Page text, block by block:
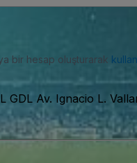
bir hesap oluşturarak
GDL Av. Ignacio L.